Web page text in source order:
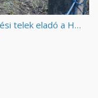
Befektetők figyelem! 809 m2-es építési telek eladó a Hunyadiváros szívében.